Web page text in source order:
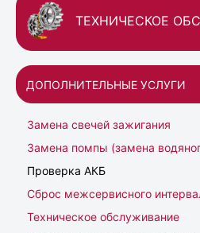
ТЕХНИЧЕСКОЕ
ДОПОЛНИТЕЛЬНЫЕ УСЛУГИ
Замена свечей зажигания
Замена помпы (замена
Проверка АКБ
Сброс межсервисного
Техническое обслуживание